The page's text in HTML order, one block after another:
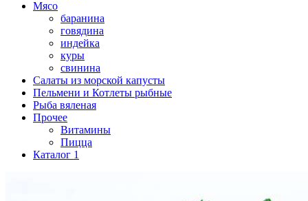
Мясо
баранина
говядина
индейка
куры
свинина
Салаты из морской капусты
Пельмени и Котлеты рыбные
Рыба вяленая
Прочее
Витамины
Пицца
Каталог 1